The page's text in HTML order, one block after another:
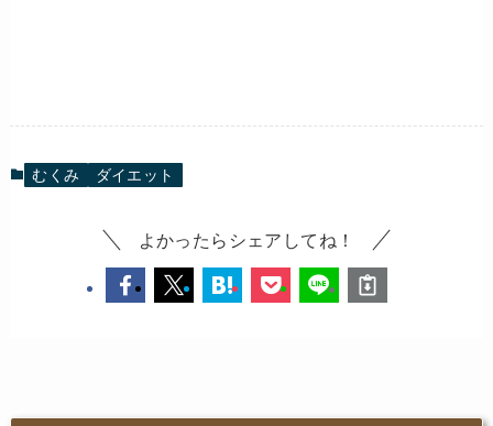
むくみ ダイエット
よかったらシェアしてね！